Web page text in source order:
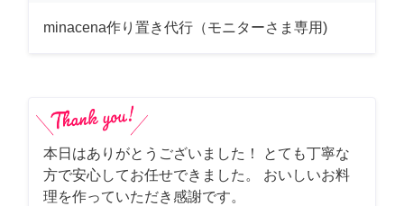
minacena作り置き代行（モニターさま専用)
本日はありがとうございました！ とても丁寧な
方で安心してお任せできました。 おいしいお料
理を作っていただき感謝です。